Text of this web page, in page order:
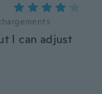
I can adjust